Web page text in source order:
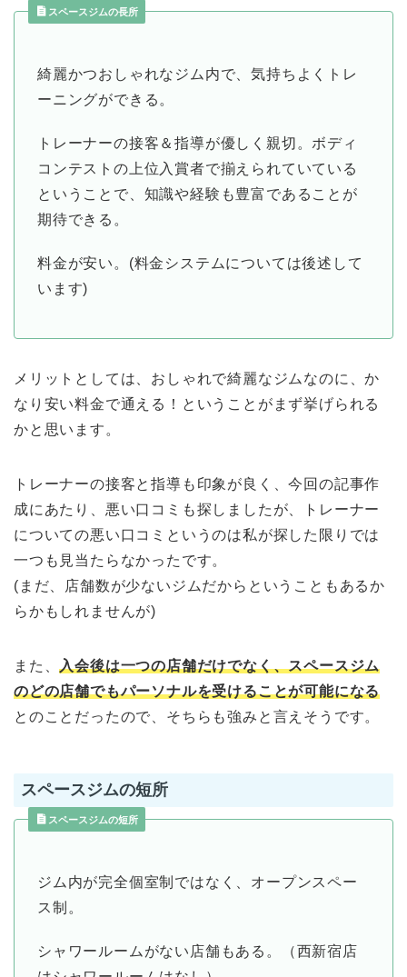
スペースジムの長所
綺麗かつおしゃれなジム内で、気持ちよくトレ
ーニングができる。
トレーナーの接客＆指導が優しく親切。ボディ
コンテストの上位入賞者で揃えられていている
ということで、知識や経験も豊富であることが
期待できる。
料金が安い。(料金システムについては後述して
います)
メリットとしては、おしゃれで綺麗なジムなのに、か
なり安い料金で通える！ということがまず挙げられる
かと思います。
トレーナーの接客と指導も印象が良く、今回の記事作
成にあたり、悪い口コミも探しましたが、トレーナー
についての悪い口コミというのは私が探した限りでは
一つも見当たらなかったです。
(まだ、店舗数が少ないジムだからということもあるか
らかもしれませんが)
また、入会後は一つの店舗だけでなく、スペースジム
のどの店舗でもパーソナルを受けることが可能になる
とのことだったので、そちらも強みと言えそうです。
スペースジムの短所
スペースジムの短所
ジム内が完全個室制ではなく、オープンスペー
ス制。
シャワールームがない店舗もある。（西新宿店